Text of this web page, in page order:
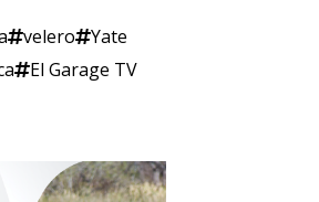
velero
Yate
El Garage TV